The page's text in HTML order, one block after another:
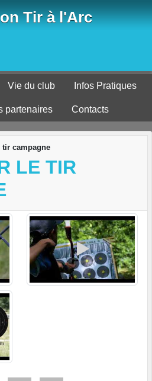
Tir à l'Arc
Vie du club Infos Pratiques
partenaires Contacts
tir campagne
LE TIR